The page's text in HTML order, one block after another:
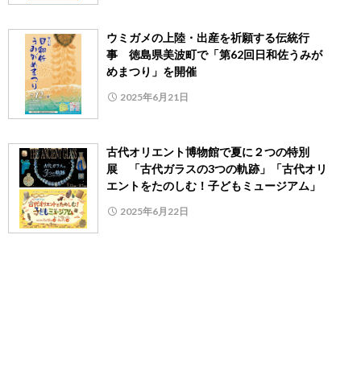
ウミガメの上陸・出産を祈願する伝統行
事 徳島県美波町で「第62回日和佐うみが
めまつり」を開催
2025年6月21日
古代オリエント博物館で夏に２つの特別
展 「古代ガラスの3つの軌跡」「古代オリ
エントをたのしむ！子どもミュージアム」
2025年6月22日